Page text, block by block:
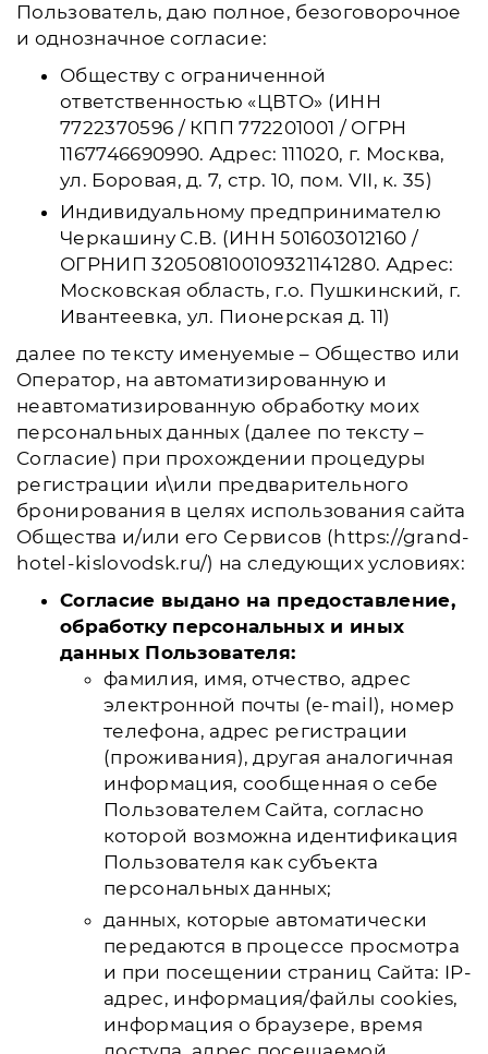
Пользователь, даю полное, безоговорочное
и однозначное согласие:
Обществу с ограниченной
ответственностью «ЦВТО» (ИНН
7722370596 / КПП 772201001 / ОГРН
1167746690990. Адрес: 111020, г. Москва,
ул. Боровая, д. 7, стр. 10, пом. VII, к. 35)
Индивидуальному предпринимателю
Черкашину С.В. (ИНН 501603012160 /
ОГРНИП 320508100109321141280. Адрес:
Московская область, г.о. Пушкинский, г.
Ивантеевка, ул. Пионерская д. 11)
далее по тексту именуемые – Общество или
Оператор, на автоматизированную и
неавтоматизированную обработку моих
персональных данных (далее по тексту –
Согласие) при прохождении процедуры
регистрации и\или предварительного
бронирования в целях использования сайта
Общества и/или его Сервисов (https://grand-
hotel-kislovodsk.ru/) на следующих условиях:
Согласие выдано на предоставление,
обработку персональных и иных
данных Пользователя:
фамилия, имя, отчество, адрес
электронной почты (e-mail), номер
телефона, адрес регистрации
(проживания), другая аналогичная
информация, сообщенная о себе
Пользователем Сайта, согласно
которой возможна идентификация
Пользователя как субъекта
персональных данных;
данных, которые автоматически
передаются в процессе просмотра
и при посещении страниц Сайта: IP-
адрес, информация/файлы cookies,
информация о браузере, время